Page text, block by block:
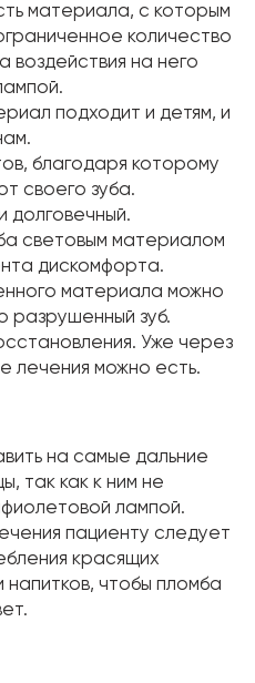
материала, с которым
количество
воздействия на него
подходит и детям, и
благодаря которому
своего зуба.
долговечный.
световым материалом
дискомфорта.
материала можно
разрушенный зуб.
Уже через
лечения можно есть.
на самые дальние
так как к ним не
лампой.
пациенту следует
красящих
напитков, чтобы пломба